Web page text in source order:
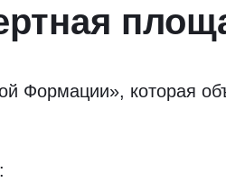
Формации», которая